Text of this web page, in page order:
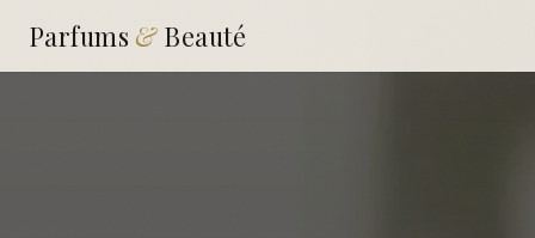
Parfums &Beauté